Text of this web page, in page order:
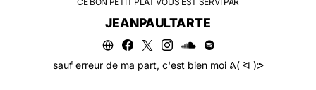
JEANPAULTARTE
sauf erreur de ma part, c'est bien moi ᕕ( ᐛ )ᕗ